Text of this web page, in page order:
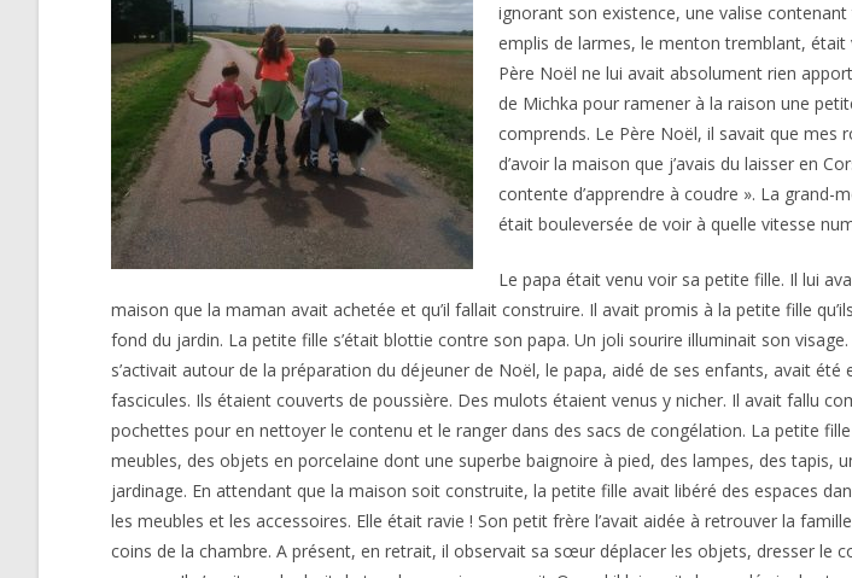
ignorant son existence, une valise
emplis de larmes, le menton tremblant, était
Père Noël ne lui avait absolument rien
de Michka pour ramener à la raison une
comprends. Le Père Noël, il savait que mes
d’avoir la maison que j’avais du laisser en
contente d’apprendre à coudre ». La grand-
était bouleversée de voir à quelle vitesse
Le papa était venu voir sa petite fille. Il lui
maison que la maman avait achetée et qu’il fallait construire. Il avait promis à la petite fille
fond du jardin. La petite fille s’était blottie contre son papa. Un joli sourire illuminait son visage.
s’activait autour de la préparation du déjeuner de Noël, le papa, aidé de ses enfants, avait
fascicules. Ils étaient couverts de poussière. Des mulots étaient venus y nicher. Il avait fallu
pochettes pour en nettoyer le contenu et le ranger dans des sacs de congélation. La petite
meubles, des objets en porcelaine dont une superbe baignoire à pied, des lampes, des tapis,
jardinage. En attendant que la maison soit construite, la petite fille avait libéré des espaces
les meubles et les accessoires. Elle était ravie ! Son petit frère l’avait aidée à retrouver la
coins de la chambre. A présent, en retrait, il observait sa sœur déplacer les objets, dresser le